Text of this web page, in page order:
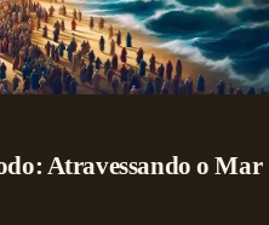
Atravessando o Mar